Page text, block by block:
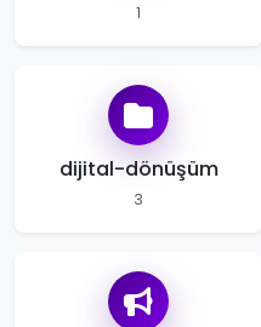
1
dijital-dönüşüm
3